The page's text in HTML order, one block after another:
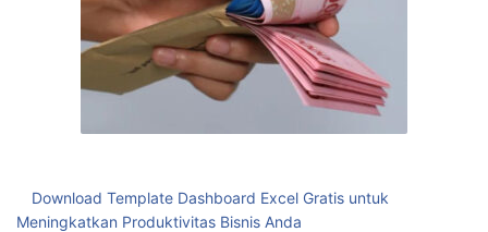
Download Template Dashboard Excel Gratis untuk
Meningkatkan Produktivitas Bisnis Anda